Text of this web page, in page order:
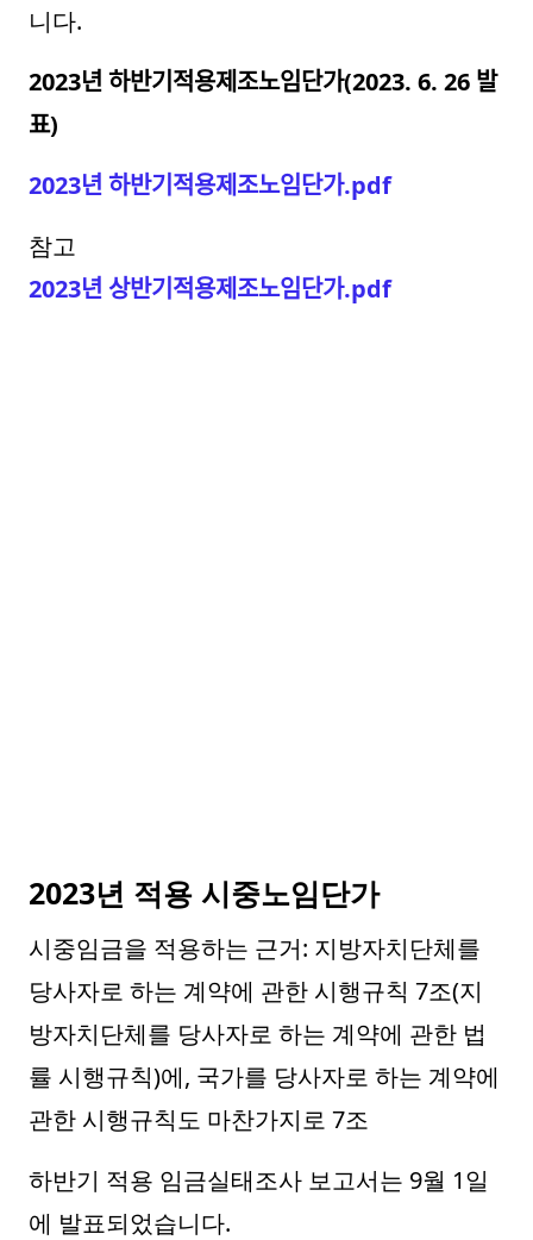
니다.
2023년 하반기적용제조노임단가(2023. 6. 26 발
표)
2023년 하반기적용제조노임단가.pdf
참고
2023년 상반기적용제조노임단가.pdf
2023년 적용 시중노임단가
시중임금을 적용하는 근거: 지방자치단체를
당사자로 하는 계약에 관한 시행규칙 7조(지
방자치단체를 당사자로 하는 계약에 관한 법
률 시행규칙)에, 국가를 당사자로 하는 계약에
관한 시행규칙도 마찬가지로 7조
하반기 적용 임금실태조사 보고서는 9월 1일
에 발표되었습니다.